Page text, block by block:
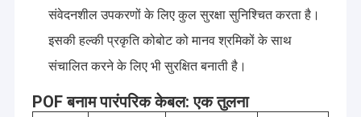
संवेदनशील उपकरणों के लिए कुल सुरक्षा सुनिश्चित करता है।
इसकी हल्की प्रकृति कोबोट को मानव श्रमिकों के साथ
संचालित करने के लिए भी सुरक्षित बनाती है।
POF बनाम पारंपरिक केबल: एक तुलना